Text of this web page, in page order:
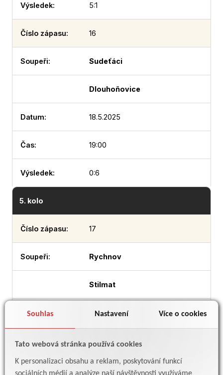
Souhlas Nastavení Více o cookies
Tato webová stránka používá cookies
K personalizaci obsahu a reklam, poskytování funkcí
5:1
16
Sudeťáci
Dlouhoňovice
18.5.2025
19:00
0:6
5. kolo
17
Rychnov
Stilmat
25.5.2025
14:30
4:6